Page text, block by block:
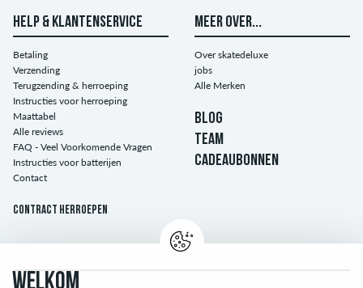
HELP & KLANTENSERVICE
Betaling
Verzending
Terugzending & herroeping
Instructies voor herroeping
Maattabel
Alle reviews
FAQ - Veel Voorkomende Vragen
Instructies voor batterijen
Contact
Contract herroepen
MEER OVER...
Over skatedeluxe
jobs
Alle Merken
BLOG
TEAM
CADEAUBONNEN